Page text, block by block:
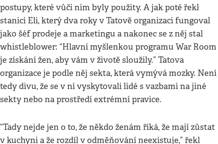
postupy, které vůči nim byly použity. A jak poté řekl
stanici Eli, který dva roky v Tatově organizaci fungoval
jako šéf prodeje a marketingu a nakonec se z něj stal
whistleblower: “Hlavní myšlenkou programu War Room
je získání žen, aby vám v životě sloužily.” Tatova
organizace je podle něj sekta, která vymývá mozky. Není
tedy divu, že se v ní vyskytovali lidé s vazbami na jiné
sekty nebo na prostředí extrémní pravice.
“Tady nejde jen o to, že někdo ženám říká, že mají zůstat
v kuchyni a že rozdíl v odměňování neexistuje,” řekl